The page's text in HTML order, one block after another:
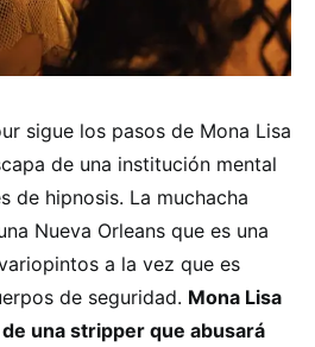
sigue los pasos de Mona Lisa
de una institución mental
de hipnosis. La muchacha
Nueva Orleans que es una
a la vez que es
de seguridad. Mona Lisa
una stripper que abusará